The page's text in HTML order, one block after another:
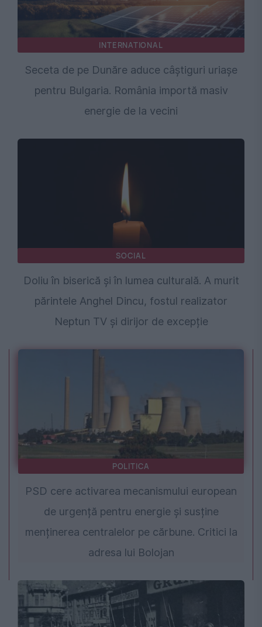
INTERNATIONAL
Seceta de pe Dunăre aduce câștiguri uriașe
pentru Bulgaria. România importă masiv
energie de la vecini
SOCIAL
Doliu în biserică și în lumea culturală. A murit
părintele Anghel Dincu, fostul realizator
Neptun TV și dirijor de excepție
POLITICA
PSD cere activarea mecanismului european
de urgență pentru energie și susține
menținerea centralelor pe cărbune. Critici la
adresa lui Bolojan